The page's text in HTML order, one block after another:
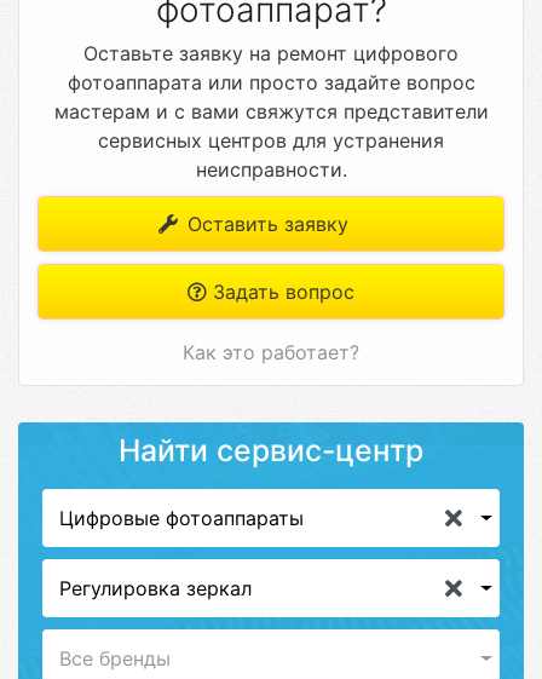
фотоаппарат?
Оставьте заявку на ремонт цифрового
фотоаппарата или просто задайте вопрос
мастерам и с вами свяжутся представители
сервисных центров для устранения
неисправности.
Оставить заявку
Задать вопрос
Как это работает?
Найти сервис-центр
Цифровые фотоаппараты
Регулировка зеркал
Все бренды